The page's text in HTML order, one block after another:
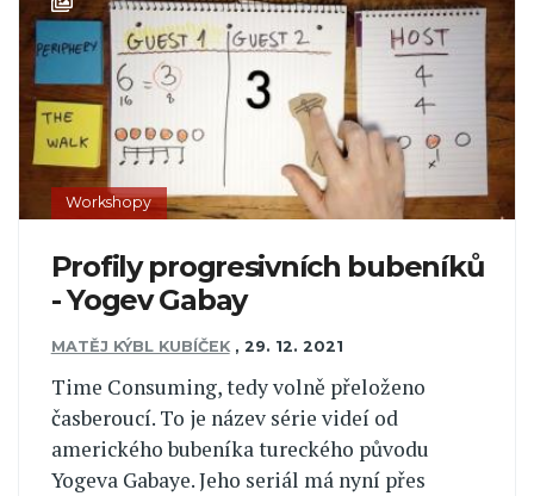
Workshopy
Profily progresivních bubeníků
- Yogev Gabay
MATĚJ KÝBL KUBÍČEK , 29. 12. 2021
Time Consuming, tedy volně přeloženo
časberoucí. To je název série videí od
amerického bubeníka tureckého původu
Yogeva Gabaye. Jeho seriál má nyní přes